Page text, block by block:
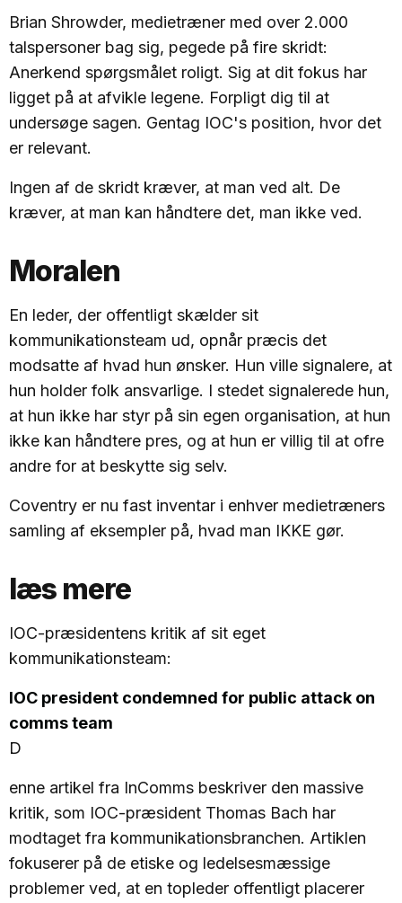
Brian Shrowder, medietræner med over 2.000
talspersoner bag sig, pegede på fire skridt:
Anerkend spørgsmålet roligt. Sig at dit fokus har
ligget på at afvikle legene. Forpligt dig til at
undersøge sagen. Gentag IOC's position, hvor det
er relevant.
Ingen af de skridt kræver, at man ved alt. De
kræver, at man kan håndtere det, man ikke ved.
Moralen
En leder, der offentligt skælder sit
kommunikationsteam ud, opnår præcis det
modsatte af hvad hun ønsker. Hun ville signalere, at
hun holder folk ansvarlige. I stedet signalerede hun,
at hun ikke har styr på sin egen organisation, at hun
ikke kan håndtere pres, og at hun er villig til at ofre
andre for at beskytte sig selv.
Coventry er nu fast inventar i enhver medietræners
samling af eksempler på, hvad man IKKE gør.
læs mere
IOC-præsidentens kritik af sit eget
kommunikationsteam:
IOC president condemned for public attack on
comms team
D
enne artikel fra InComms beskriver den massive
kritik, som IOC-præsident Thomas Bach har
modtaget fra kommunikationsbranchen. Artiklen
fokuserer på de etiske og ledelsesmæssige
problemer ved, at en topleder offentligt placerer